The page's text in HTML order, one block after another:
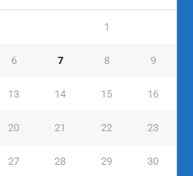
1
6 7 8 9
13 14 15 16
20 21 22 23
27 28 29 30